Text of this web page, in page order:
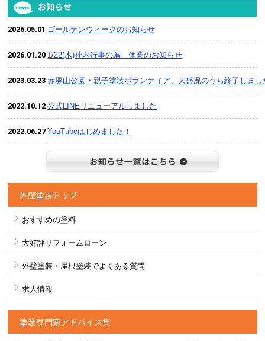
2026.05.01 ゴールデンウィークのお知らせ
2026.01.20 1/22(木)社内行事の為、休業のお知らせ
2023.03.23赤塚山公園・親子塗装ボランティア、大盛況のうち終了しまし
2022.10.12公式LINEリニューアルしました
2022.06.27YouTubeはじめました！
外壁塗装トップ
おすすめの塗料
大好評リフォームローン
外壁塗装・屋根塗装でよくある質問
求人情報
塗装専門家アドバイス集